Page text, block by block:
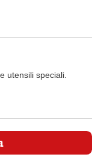
utensili speciali.